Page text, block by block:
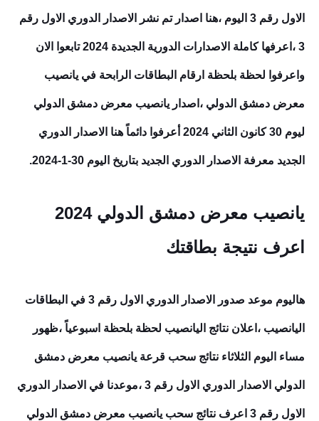
الاول رقم 3 اليوم ،هنا اصدار تم نشر الاصدار الدوري الاول رقم
3 ،اعرفها كاملة الاصدارات الدورية الجديدة 2024 تابعوا الان
واعرفوا لحظة بلحظة ارقام البطاقات الرابحة في يانصيب
معرض دمشق الدولي ،اصدار يانصيب معرض دمشق الدولي
ليوم 30 كانون الثاني 2024 أعرفوا دائماً هنا الاصدار الدوري
الجديد معرفة الاصدار الدوري الجديد بتاريخ اليوم 30-1-2024.
يانصيب معرض دمشق الدولي 2024
اعرف نتيجة بطاقتك
هاليوم موعد صدور الاصدار الدوري الاول رقم 3 في البطاقات
اليانصيب ،اعلان نتائج اليانصيب لحظة بلحظة اسبوعياً ،ظهور
مساء اليوم الثلاثاء نتائج سحب قرعة يانصيب معرض دمشق
الدولي الاصدار الدوري الاول رقم 3 ،موعدنا في الاصدار الدوري
الاول رقم 3 اعرف نتائج سحب يانصيب معرض دمشق الدولي